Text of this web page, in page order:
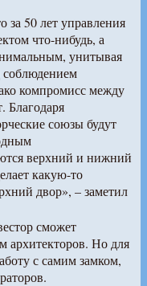
за 50 лет управления
что-нибудь, а
унитывая
компромисс между
Благодаря
союзы будут
верхний и нижний
какую-то
двор», – заметил
сможет
архитекторов. Но для
с самим замком,